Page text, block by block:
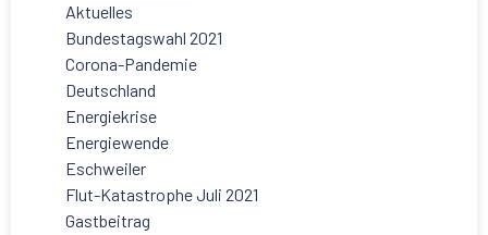
Aktuelles
Bundestagswahl 2021
Corona-Pandemie
Deutschland
Energiekrise
Energiewende
Eschweiler
Flut-Katastrophe Juli 2021
Gastbeitrag